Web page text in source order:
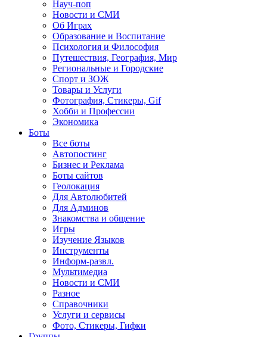
Науч-поп
Новости и СМИ
Об Играх
Образование и Воспитание
Психология и Философия
Путешествия, География, Мир
Региональные и Городские
Спорт и ЗОЖ
Товары и Услуги
Фотография, Стикеры, Gif
Хобби и Профессии
Экономика
Боты
Все боты
Автопостинг
Бизнес и Реклама
Боты сайтов
Геолокация
Для Автолюбитей
Для Админов
Знакомства и общение
Игры
Изучение Языков
Инструменты
Информ-развл.
Мультимедиа
Новости и СМИ
Разное
Справочники
Услуги и сервисы
Фото, Стикеры, Гифки